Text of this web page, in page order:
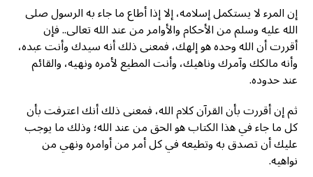
إن المرء لا يستكمل إسلامه، إلا إذا أطاع ما جاء به الرسول صلى
الله عليه وسلم من الأحكام والأوامر من عند الله تعالى.. فإن
أقررت أن الله وحده هو إلهك، فمعنى ذلك أنه سيدك وأنت عبده،
وأنه مالكك وآمرك وناهيك، وأنت المطيع لأمره ونهيه، والقائم
عند حدوده.
ثم إن أقررت بأن القرآن كلام الله، فمعنى ذلك أنك اعترفت بأن
كل ما جاء في هذا الكتاب هو الحق من عند الله؛ وذلك ما يوجب
عليك أن تصدق به وتطيعه في كل أمر من أوامره ونهي من
نواهيه.